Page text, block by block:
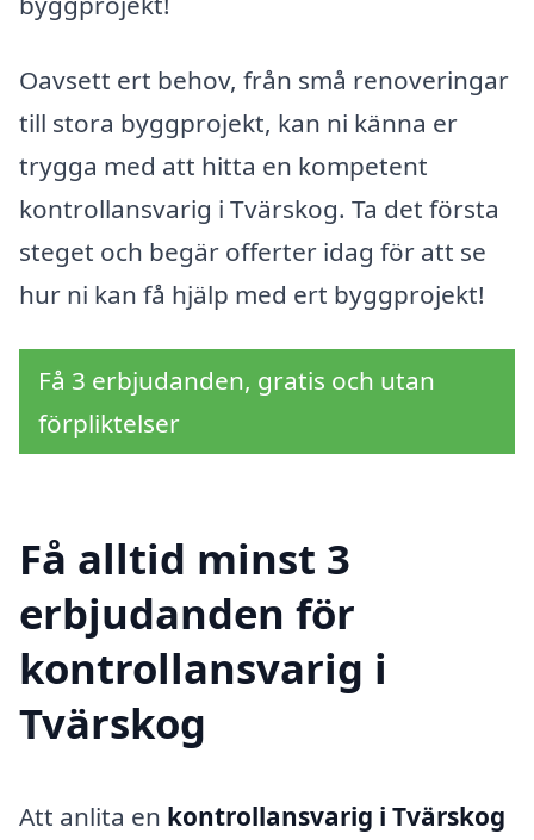
Oavsett ert behov, från små renoveringar
till stora byggprojekt, kan ni känna er
trygga med att hitta en kompetent
kontrollansvarig i Tvärskog. Ta det första
steget och begär offerter idag för att se
hur ni kan få hjälp med ert byggprojekt!
Få 3 erbjudanden, gratis och utan
förpliktelser
Få alltid minst 3
erbjudanden för
kontrollansvarig i
Tvärskog
Att anlita en kontrollansvarig i Tvärskog